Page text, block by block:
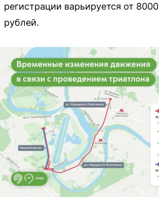
регистрации варьируется от
рублей.